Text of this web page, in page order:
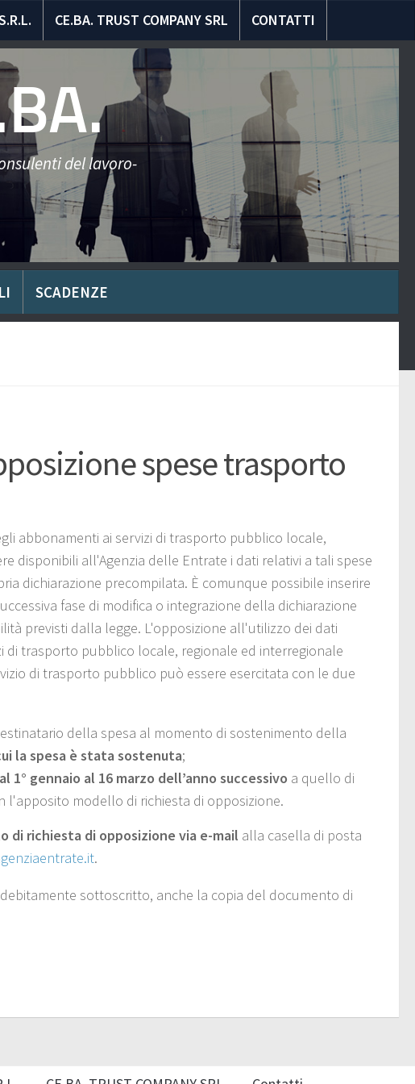
CE.BA. TRUST COMPANY SRL CONTATTI
del lavoro-
SCADENZE
spese trasporto
abbonamenti ai servizi di trasporto pubblico locale,
disponibili all'Agenzia delle Entrate i dati relativi a tali spese
dichiarazione precompilata. È comunque possibile inserire
fase di modifica o integrazione della dichiarazione
previsti dalla legge. L'opposizione all'utilizzo dei dati
di trasporto pubblico locale, regionale ed interregionale
di trasporto pubblico può essere esercitata con le due
della spesa al momento di sostenimento della
la spesa è stata sostenuta;
1° gennaio al 16 marzo dell’anno successivo a quello di
modello di richiesta di opposizione.
di richiesta di opposizione via e-mail alla casella di posta
.
sottoscritto, anche la copia del documento di